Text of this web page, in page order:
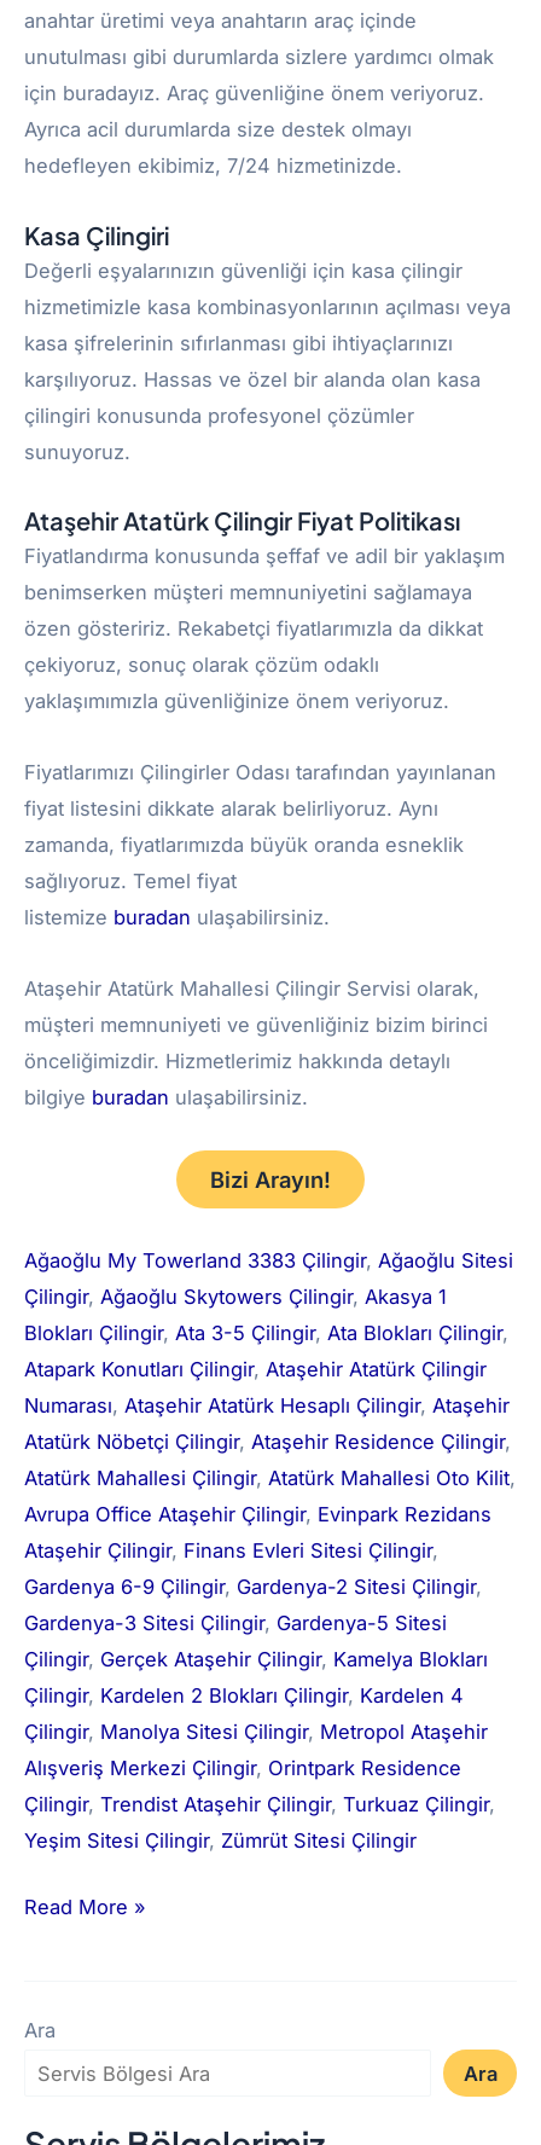
anahtar üretimi veya anahtarın araç içinde
unutulması gibi durumlarda sizlere yardımcı olmak
için buradayız. Araç güvenliğine önem veriyoruz.
Ayrıca acil durumlarda size destek olmayı
hedefleyen ekibimiz, 7/24 hizmetinizde.
Kasa Çilingiri
Değerli eşyalarınızın güvenliği için kasa çilingir
hizmetimizle kasa kombinasyonlarının açılması veya
kasa şifrelerinin sıfırlanması gibi ihtiyaçlarınızı
karşılıyoruz. Hassas ve özel bir alanda olan kasa
çilingiri konusunda profesyonel çözümler
sunuyoruz.
Ataşehir Atatürk Çilingir Fiyat Politikası
Fiyatlandırma konusunda şeffaf ve adil bir yaklaşım
benimserken müşteri memnuniyetini sağlamaya
özen gösteririz. Rekabetçi fiyatlarımızla da dikkat
çekiyoruz, sonuç olarak çözüm odaklı
yaklaşımımızla güvenliğinize önem veriyoruz.
Fiyatlarımızı Çilingirler Odası tarafından yayınlanan
fiyat listesini dikkate alarak belirliyoruz. Aynı
zamanda, fiyatlarımızda büyük oranda esneklik
sağlıyoruz. Temel fiyat
listemize buradan ulaşabilirsiniz.
Ataşehir Atatürk Mahallesi Çilingir Servisi olarak,
müşteri memnuniyeti ve güvenliğiniz bizim birinci
önceliğimizdir. Hizmetlerimiz hakkında detaylı
bilgiye buradan ulaşabilirsiniz.
Bizi Arayın!
Ağaoğlu My Towerland 3383 Çilingir, Ağaoğlu Sitesi
Çilingir, Ağaoğlu Skytowers Çilingir, Akasya 1
Blokları Çilingir, Ata 3-5 Çilingir, Ata Blokları Çilingir
Atapark Konutları Çilingir, Ataşehir Atatürk Çilingir
Numarası, Ataşehir Atatürk Hesaplı Çilingir, Ataşehir
Atatürk Nöbetçi Çilingir, Ataşehir Residence Çilingir
Atatürk Mahallesi Çilingir, Atatürk Mahallesi Oto Kilit
Avrupa Office Ataşehir Çilingir, Evinpark Rezidans
Ataşehir Çilingir, Finans Evleri Sitesi Çilingir
Gardenya 6-9 Çilingir, Gardenya-2 Sitesi Çilingir
Gardenya-3 Sitesi Çilingir, Gardenya-5 Sitesi
Çilingir, Gerçek Ataşehir Çilingir, Kamelya Blokları
Çilingir, Kardelen 2 Blokları Çilingir, Kardelen 4
Çilingir, Manolya Sitesi Çilingir, Metropol Ataşehir
Alışveriş Merkezi Çilingir, Orintpark Residence
Çilingir, Trendist Ataşehir Çilingir, Turkuaz Çilingir
Yeşim Sitesi Çilingir, Zümrüt Sitesi Çilingir
Read More »
Ara
Ara